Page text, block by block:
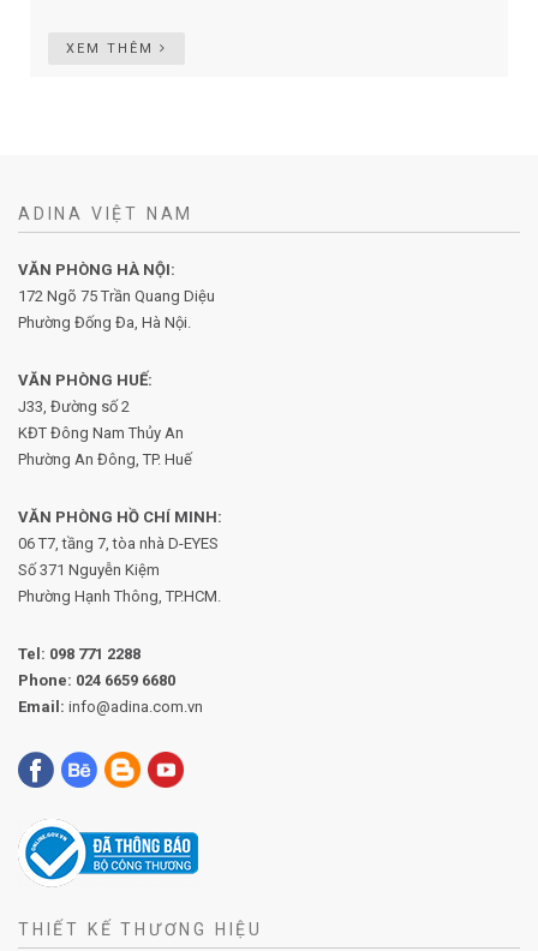
XEM THÊM
ADINA VIỆT NAM
VĂN PHÒNG HÀ NỘI:
172 Ngõ 75 Trần Quang Diệu
Phường Đống Đa, Hà Nội.
VĂN PHÒNG HUẾ:
J33, Đường số 2
KĐT Đông Nam Thủy An
Phường An Đông, TP. Huế
VĂN PHÒNG HỒ CHÍ MINH:
06 T7, tầng 7, tòa nhà D-EYES
Số 371 Nguyễn Kiệm
Phường Hạnh Thông, TP.HCM.
Tel: 098 771 2288
Phone: 024 6659 6680
Email: info@adina.com.vn
THIẾT KẾ THƯƠNG HIỆU